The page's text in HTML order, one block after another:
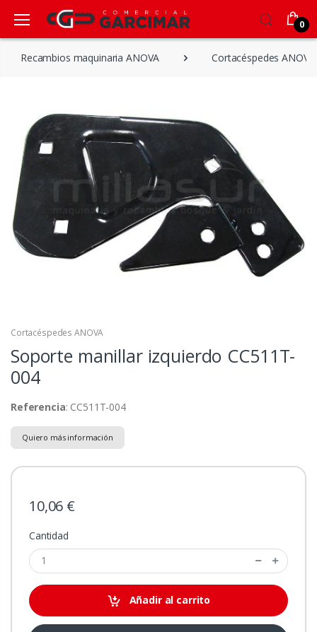
0
Recambios maquinaria ANOVA Cortacéspedes ANOVA
Cortacéspedes ANOVA
Soporte manillar izquierdo CC511T-
004
Referencia: CC511T-004
Quiero más información
10,06 €
Cantidad
Añadir al carrito